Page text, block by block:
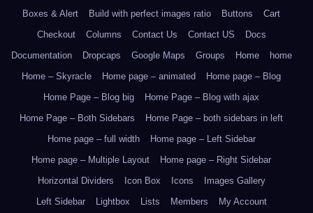
Boxes & Alert
Build with perfect images ratio Buttons
Cart
Checkout
Columns Contact Us Contact US
Docs
Documentation
Dropcaps Google Maps Groups Home
home
Home – Skyracle
Home page – animated
Home page – Blog
Home Page – Blog big
Home Page – Blog with ajax
Home Page – Both Sidebars
Home Page – both sidebars in left
Home page – full width
Home page – Left Sidebar
Home page – Multiple Layout
Home page – Right Sidebar
Horizontal Dividers
Icon Box Icons
Images Gallery
Left Sidebar
Lightbox Lists Members
My Account